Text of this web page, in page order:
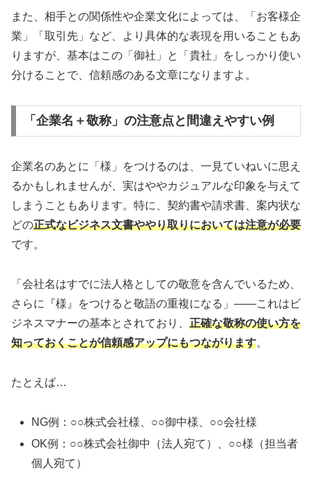
また、相手との関係性や企業文化によっては、「お客様企
業」「取引先」など、より具体的な表現を用いることもあ
りますが、基本はこの「御社」と「貴社」をしっかり使い
分けることで、信頼感のある文章になりますよ。
「企業名＋敬称」の注意点と間違えやすい例
企業名のあとに「様」をつけるのは、一見ていねいに思え
るかもしれませんが、実はややカジュアルな印象を与えて
しまうこともあります。特に、契約書や請求書、案内状な
どの正式なビジネス文書ややり取りにおいては注意が必要
です。
「会社名はすでに法人格としての敬意を含んでいるため、
さらに『様』をつけると敬語の重複になる」——これはビ
ジネスマナーの基本とされており、 正確な敬称の使い方を
知っておくことが信頼感アップにもつながります。
たとえば…
NG例：○○株式会社様、○○御中様、○○会社様
OK例：○○株式会社御中（法人宛て）、○○様（担当者
個人宛て）